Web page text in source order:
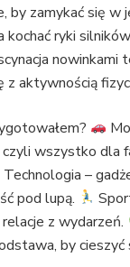
by zamykać się w
kochać ryki
nowinkami
z aktywnością
czyli wszystko dla
Technologia –
pod lupą.
z wydarzeń.
by cieszyć